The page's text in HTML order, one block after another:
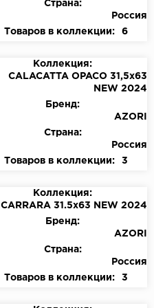
Страна:
Россия
Товаров в коллекции:
6
Коллекция:
CALACATTA OPACO 31,5х63
NEW 2024
Бренд:
AZORI
Страна:
Россия
Товаров в коллекции:
3
Коллекция:
CARRARA 31.5х63 NEW 2024
Бренд:
AZORI
Страна:
Россия
Товаров в коллекции:
3